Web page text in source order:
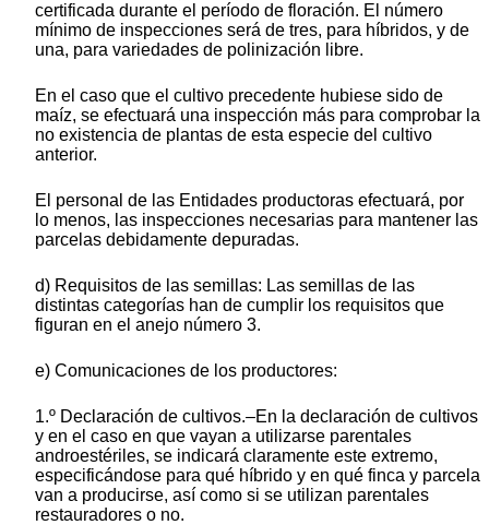
certificada durante el período de floración. El número
mínimo de inspecciones será de tres, para híbridos, y de
una, para variedades de polinización libre.
En el caso que el cultivo precedente hubiese sido de
maíz, se efectuará una inspección más para comprobar la
no existencia de plantas de esta especie del cultivo
anterior.
El personal de las Entidades productoras efectuará, por
lo menos, las inspecciones necesarias para mantener las
parcelas debidamente depuradas.
d) Requisitos de las semillas: Las semillas de las
distintas categorías han de cumplir los requisitos que
figuran en el anejo número 3.
e) Comunicaciones de los productores:
1.º Declaración de cultivos.–En la declaración de cultivos
y en el caso en que vayan a utilizarse parentales
androestériles, se indicará claramente este extremo,
especificándose para qué híbrido y en qué finca y parcela
van a producirse, así como si se utilizan parentales
restauradores o no.